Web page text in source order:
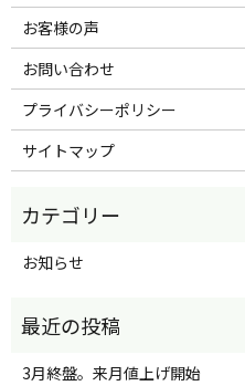
お客様の声
お問い合わせ
プライバシーポリシー
サイトマップ
お知らせ
3月終盤。来月値上げ開始